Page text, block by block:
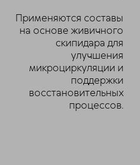
Применяются составы
на основе живичного
скипидара для
улучшения
микроциркуляции и
поддержки
восстановительных
процессов.